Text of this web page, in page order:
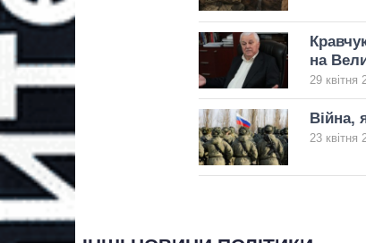
на
29 квітня
Війна,
23 квітня